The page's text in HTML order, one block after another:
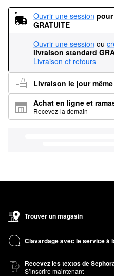
Ouvrir une session
GRATUITE
Ouvrir une session ou
livraison standard
Livraison et retours
Livraison le jour même
Achat en ligne et
Recevez-la demain
Trouver un magasin
Clavardage avec le service à
Recevez les textos de
S’inscrire maintenant